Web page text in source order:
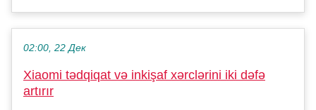
02:00, 22 Дек
Xiaomi tədqiqat və inkişaf xərclərini iki dəfə
artırır